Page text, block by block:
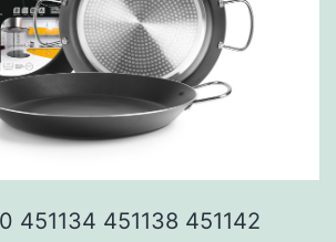
451134 451138 451142